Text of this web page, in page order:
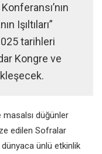
Işıltıları”
tarihleri
Kongre ve
masalsı düğünler
edilen Sofralar
dünyaca ünlü etkinlik